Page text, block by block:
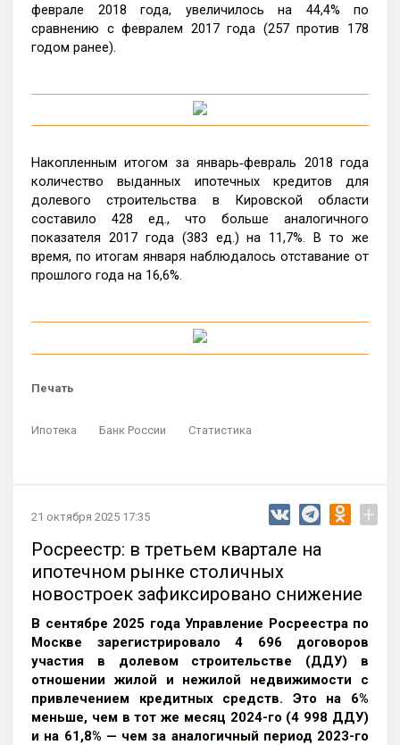
феврале 2018 года, увеличилось на 44,4% по
сравнению с февралем 2017 года (257 против 178
годом ранее).
Накопленным итогом за январь‑февраль 2018 года
количество выданных ипотечных кредитов для
долевого строительства в Кировской области
составило 428 ед., что больше аналогичного
показателя 2017 года (383 ед.) на 11,7%. В то же
время, по итогам января наблюдалось отставание от
прошлого года на 16,6%.
Печать
Ипотека Банк России Статистика
21 октября 2025 17:35 +
Росреестр: в третьем квартале на
ипотечном рынке столичных
новостроек зафиксировано снижение
В сентябре 2025 года Управление Росреестра по
Москве зарегистрировало 4 696 договоров
участия в долевом строительстве (ДДУ) в
отношении жилой и нежилой недвижимости с
привлечением кредитных средств. Это на 6%
меньше, чем в тот же месяц 2024-го (4 998 ДДУ)
и на 61,8% — чем за аналогичный период 2023-го